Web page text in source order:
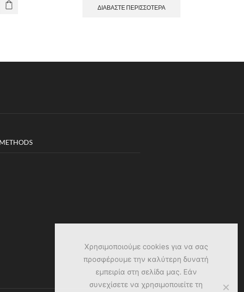
ΔΙΑΒΆΣΤΕ ΠΕΡΙΣΣΌΤΕΡΑ
Χρησιμοποιούμε cookies για να σας
προσφέρουμε την καλύτερη δυνατή
εμπειρία στη σελίδα μας. Εάν
συνεχίσετε να χρησιμοποιείτε τη